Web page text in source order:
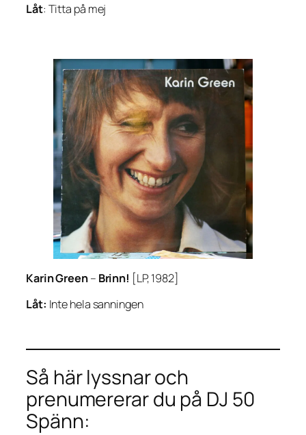
Låt: Titta på mej
Karin Green– Brinn! [LP, 1982]
Låt: Inte hela sanningen
Så här lyssnar och
prenumererar du på DJ 50
Spänn: